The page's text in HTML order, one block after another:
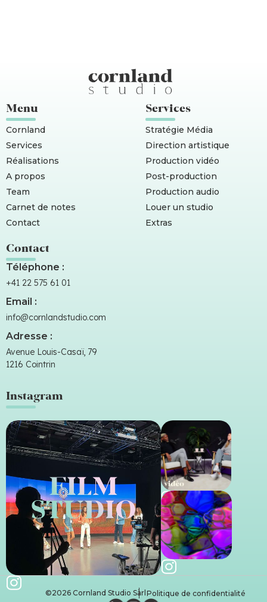
Menu
Cornland
Services
Réalisations
A propos
Team
Carnet de notes
Contact
Services
Stratégie Média
Direction artistique
Production vidéo
Post-production
Production audio
Louer un studio
Extras
Contact
Téléphone :
+41 22 575 61 01
Email :
info@cornlandstudio.com
Adresse :
Avenue Louis-Casaï, 79
1216 Cointrin
Instagram
©2026 Cornland Studio Sàrl Politique de confidentialité